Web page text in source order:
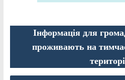
Інформація для
проживають на